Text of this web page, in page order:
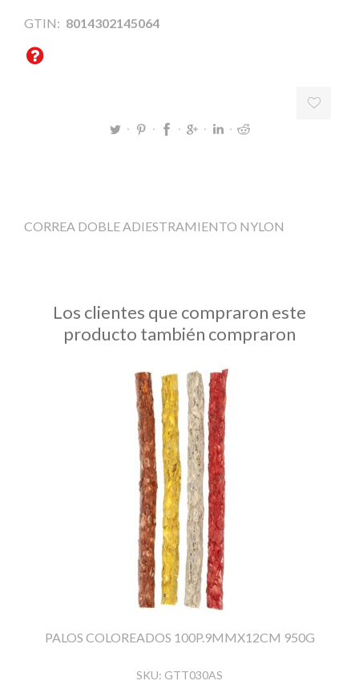
GTIN: 8014302145064
CORREA DOBLE ADIESTRAMIENTO NYLON
Los clientes que compraron este
producto también compraron
PALOS COLOREADOS 100P.9MMX12CM 950G
SKU: GTT030AS